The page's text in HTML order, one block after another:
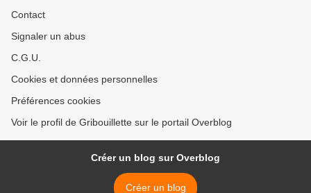
Contact
Signaler un abus
C.G.U.
Cookies et données personnelles
Préférences cookies
Voir le profil de Gribouillette sur le portail Overblog
Créer un blog sur Overblog
Créer un blog